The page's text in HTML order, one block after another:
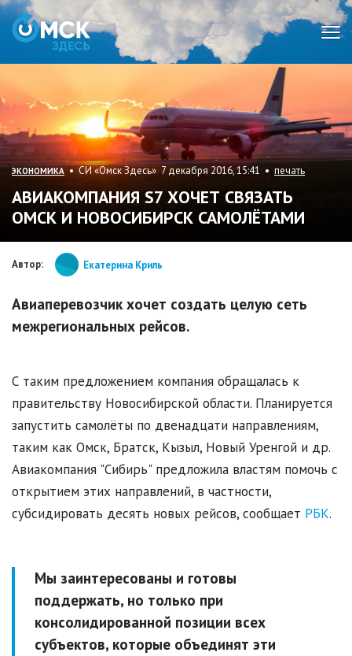
ЭКОНОМИКА• СИ «Омск Здесь» 7 декабря 2016, 15:41 • печать
АВИАКОМПАНИЯ S7 ХОЧЕТ СВЯЗАТЬ
ОМСК И НОВОСИБИРСК САМОЛЁТАМИ
Автор: Екатерина Криль
Авиаперевозчик хочет создать целую сеть
межрегиональных рейсов.
С таким предложением компания обращалась к
правительству Новосибирской области. Планируется
запустить самолёты по двенадцати направлениям,
таким как Омск, Братск, Кызыл, Новый Уренгой и др.
Авиакомпания "Сибирь" предложила властям помочь с
открытием этих направлений, в частности,
субсидировать десять новых рейсов, сообщает РБК.
Мы заинтересованы и готовы
поддержать, но только при
консолидированной позиции всех
субъектов, которые объединят эти